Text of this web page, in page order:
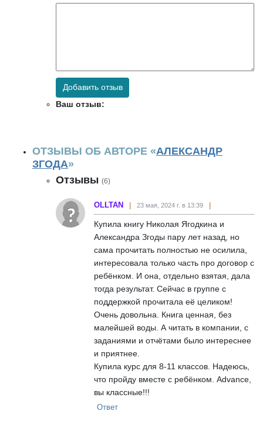
Добавить отзыв
Ваш отзыв:
ОТЗЫВЫ ОБ АВТОРЕ «АЛЕКСАНДР
ЗГОДА»
Отзывы (6)
OLLTAN 23 мая, 2024 г. в 13:39
Купила книгу Николая Ягодкина и
Александра Згоды пару лет назад, но
сама прочитать полностью не осилила,
интересовала только часть про договор с
ребёнком. И она, отдельно взятая, дала
тогда результат. Сейчас в группе с
поддержкой прочитала её целиком!
Очень довольна. Книга ценная, без
малейшей воды. А читать в компании, с
заданиями и отчётами было интереснее
и приятнее.
Купила курс для 8-11 классов. Надеюсь,
что пройду вместе с ребёнком. Advance,
вы классные!!!
Ответ